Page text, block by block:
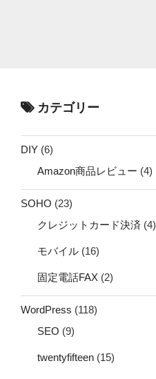
カテゴリー
DIY (6)
Amazon商品レビュー (4)
SOHO (23)
クレジットカード決済 (4)
モバイル (16)
固定電話FAX (2)
WordPress (118)
SEO (9)
twentyfifteen (15)